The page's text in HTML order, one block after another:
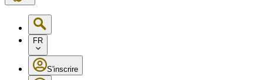
FR
S'inscrire